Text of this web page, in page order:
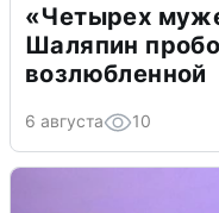
«Четырех
Шаляпин
возлюбленной
6 августа 10